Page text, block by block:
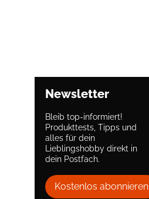
Newsletter
Bleib top-informiert!
Produkttests, Tipps und
alles für dein
Lieblingshobby direkt in
dein Postfach.
Kostenlos abonnieren